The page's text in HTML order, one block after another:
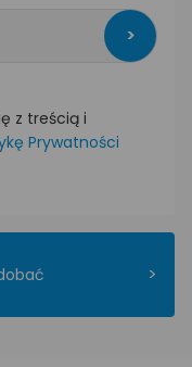
>
z treścią i
Prywatności
>